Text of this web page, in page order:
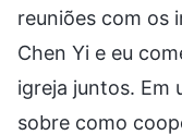
reuniões com os
Chen Yi e eu
igreja juntos. Em
sobre como